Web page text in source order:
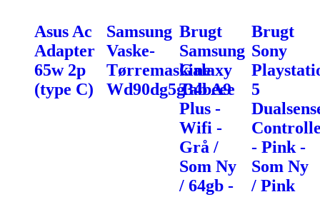
Asus Ac
Adapter
65w 2p
(type C)
Samsung
Vaske-
Tørremaskine
Wd90dg5g34beee
Brugt
Samsung
Galaxy
Tab A9
Plus -
Wifi -
Grå /
Som Ny
/ 64gb -
Brugt
Sony
5
- Pink -
Som Ny
/ Pink